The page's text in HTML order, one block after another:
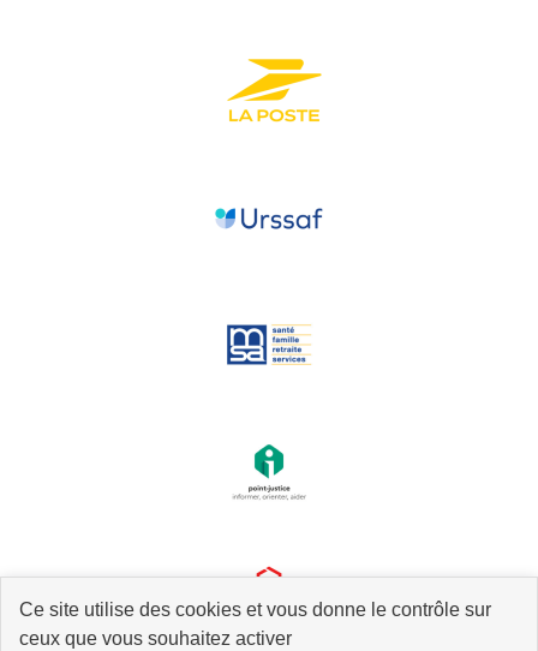
Ce site utilise des cookies et vous donne le contrôle sur
ceux que vous souhaitez activer